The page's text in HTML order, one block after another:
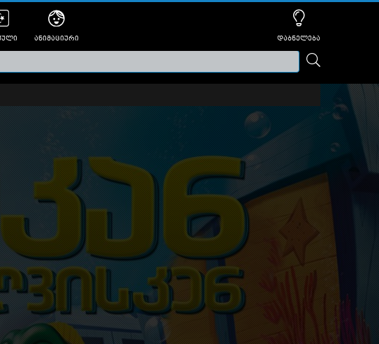
ანიმაციური დაბნელება